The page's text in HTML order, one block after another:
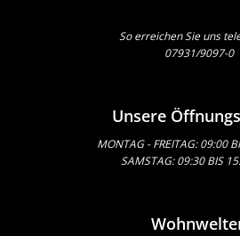
So erreichen Sie uns
07931/9097-0
Unsere
MONTAG - FREITAG: 09:00
SAMSTAG: 09:30 BIS